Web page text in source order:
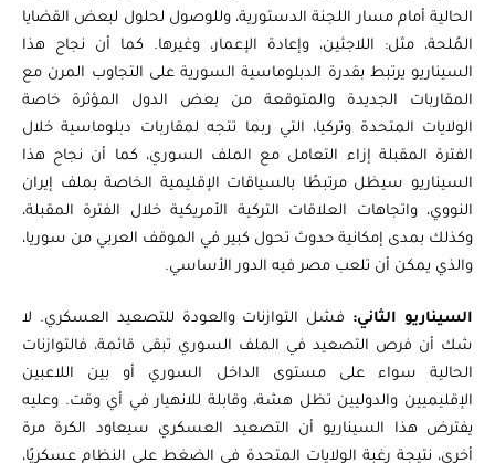
الحالية أمام مسار اللجنة الدستورية، وللوصول لحلول لبعض القضايا
المُلحة، مثل: اللاجئين، وإعادة الإعمار، وغيرها. كما أن نجاح هذا
السيناريو يرتبط بقدرة الدبلوماسية السورية على التجاوب المرن مع
المقاربات الجديدة والمتوقعة من بعض الدول المؤثرة خاصة
الولايات المتحدة وتركيا، التي ربما تتجه لمقاربات دبلوماسية خلال
الفترة المقبلة إزاء التعامل مع الملف السوري، كما أن نجاح هذا
السيناريو سيظل مرتبطًا بالسياقات الإقليمية الخاصة بملف إيران
النووي، واتجاهات العلاقات التركية الأمريكية خلال الفترة المقبلة،
وكذلك بمدى إمكانية حدوث تحول كبير في الموقف العربي من سوريا،
والذي يمكن أن تلعب مصر فيه الدور الأساسي.
السيناريو الثاني:فشل التوازنات والعودة للتصعيد العسكري. لا
شك أن فرص التصعيد في الملف السوري تبقى قائمة، فالتوازنات
الحالية سواء على مستوى الداخل السوري أو بين اللاعبين
الإقليميين والدوليين تظل هشة، وقابلة للانهيار في أي وقت. وعليه
يفترض هذا السيناريو أن التصعيد العسكري سيعاود الكرة مرة
أخرى، نتيجة رغبة الولايات المتحدة في الضغط على النظام عسكريًا،